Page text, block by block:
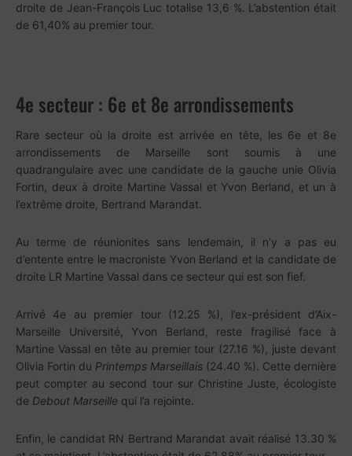
droite de Jean-François Luc totalise 13,6 %. L’abstention était
de 61,40% au premier tour.
4e secteur : 6e et 8e arrondissements
Rare secteur où la droite est arrivée en tête, les 6e et 8e
arrondissements de Marseille sont soumis à une
quadrangulaire avec une candidate de la gauche unie Olivia
Fortin, deux à droite Martine Vassal et Yvon Berland, et un à
l’extrême droite, Bertrand Marandat.
Au terme de réunionites sans lendemain, il n’y a pas eu
d’entente entre le macroniste Yvon Berland et la candidate de
droite LR Martine Vassal dans ce secteur qui est son fief.
Arrivé 4e au premier tour (12.25 %), l’ex-président d’Aix-
Marseille Université, Yvon Berland, reste fragilisé face à
Martine Vassal en tête au premier tour (27.16 %), juste devant
Olivia Fortin du Printemps Marseillais (24.40 %). Cette dernière
peut compter au second tour sur Christine Juste, écologiste
de Debout Marseille qui l’a rejointe.
Enfin, le candidat RN Bertrand Marandat avait réalisé 13.30 %